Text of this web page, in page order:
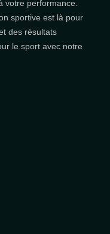
votre performance.
sportive est là pour
des résultats
le sport avec notre